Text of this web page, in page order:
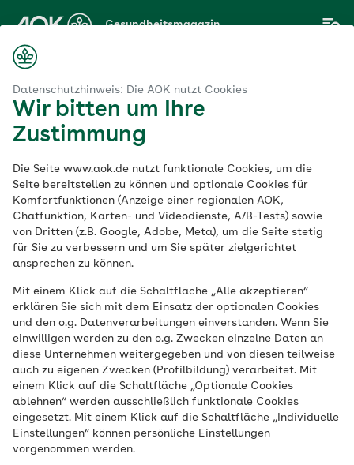
Datenschutzhinweis: Die AOK nutzt Cookies
Wir bitten um Ihre
Zustimmung
Die Seite www.aok.de nutzt funktionale Cookies, um die
Seite bereitstellen zu können und optionale Cookies für
Komfortfunktionen (Anzeige einer regionalen AOK,
Chatfunktion, Karten- und Videodienste, A/B-Tests) sowie
von Dritten (z.B. Google, Adobe, Meta), um die Seite stetig
für Sie zu verbessern und um Sie später zielgerichtet
ansprechen zu können.
Mit einem Klick auf die Schaltfläche „Alle akzeptieren“
erklären Sie sich mit dem Einsatz der optionalen Cookies
und den o.g. Datenverarbeitungen einverstanden. Wenn Sie
einwilligen werden zu den o.g. Zwecken einzelne Daten an
diese Unternehmen weitergegeben und von diesen teilweise
auch zu eigenen Zwecken (Profilbildung) verarbeitet. Mit
einem Klick auf die Schaltfläche „Optionale Cookies
ablehnen“ werden ausschließlich funktionale Cookies
eingesetzt. Mit einem Klick auf die Schaltfläche „Individuelle
Einstellungen“ können persönliche Einstellungen
vorgenommen werden.
Hauptinhalt
springen
Gesundheitsmagazin
Ist Astaxanthin
wirklich so gesund?
Veröffentlicht am:
20.11.2025
4 Minuten Lesedauer
von Jennifer Ann Steinort
Astaxanthin ist ein sekundärer
Pflanzenstoff und verleiht Krebstieren,
Lachs und Flamingos ihre orange-rosa
Farbe. Der Substanz werden
entzündungshemmende und antioxidative
Eigenschaften nachgesagt. Welche